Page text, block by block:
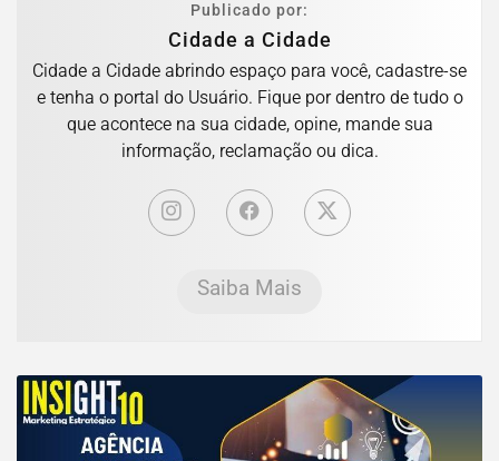
Publicado por:
Cidade a Cidade
Cidade a Cidade abrindo espaço para você, cadastre-se
e tenha o portal do Usuário. Fique por dentro de tudo o
que acontece na sua cidade, opine, mande sua
informação, reclamação ou dica.
Saiba Mais